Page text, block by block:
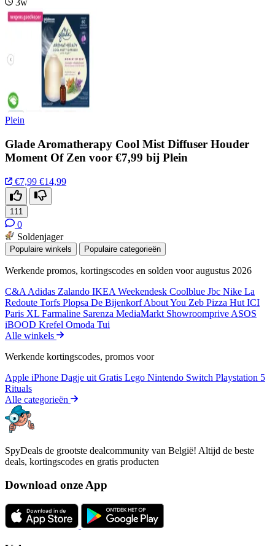
3w
Plein
Glade Aromatherapy Cool Mist Diffuser Houder
Moment Of Zen voor €7,99 bij Plein
€7,99 €14,99
111
0
Soldenjager
Populaire winkels Populaire categorieën
Werkende promos, kortingscodes en solden voor augustus 2026
C&A Adidas Zalando IKEA Weekendesk Coolblue Jbc Nike La
Redoute Torfs Plopsa De BijenkorfAbout You Zeb Pizza Hut ICI
Paris XL Farmaline Sarenza MediaMarkt Showroomprive ASOS
iBOOD Krefel Omoda Tui
Alle winkels
Werkende kortingscodes, promos voor
Apple iPhone Dagje uit Gratis Lego Nintendo Switch Playstation 5
Rituals
Alle categorieën
SpyDeals de grootste dealcommunity van België! Altijd de beste
deals, kortingscodes en gratis producten
Download onze App